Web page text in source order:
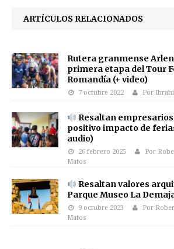
ARTÍCULOS RELACIONADOS
Rutera granmense
primera etapa del Tour
Romandía (+ video)
7 octubre 2022 Por
Resaltan
positivo impacto de
audio)
26 febrero 2025
Por
Matos
Resaltan valores
Parque Museo La
9 octubre 2023
Por
Matos